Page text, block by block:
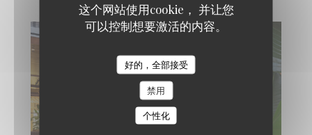
这个网站使用cookie， 并让您
可以控制想要激活的内容。
好的，全部接受
禁用
个性化
Miglia